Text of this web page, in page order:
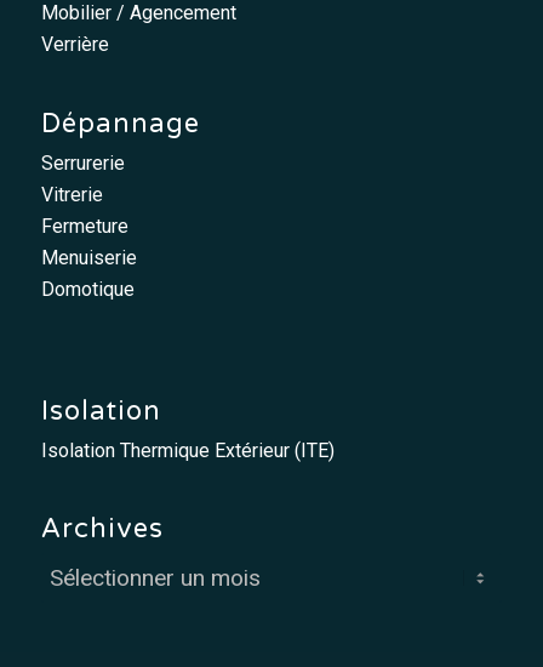
Mobilier / Agencement
Verrière
Dépannage
Serrurerie
Vitrerie
Fermeture
Menuiserie
Domotique
Isolation
Isolation Thermique Extérieur (ITE)
Archives